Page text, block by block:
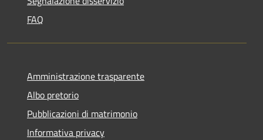
FAQ
Amministrazione trasparente
Albo pretorio
Pubblicazioni di matrimonio
Informativa privacy